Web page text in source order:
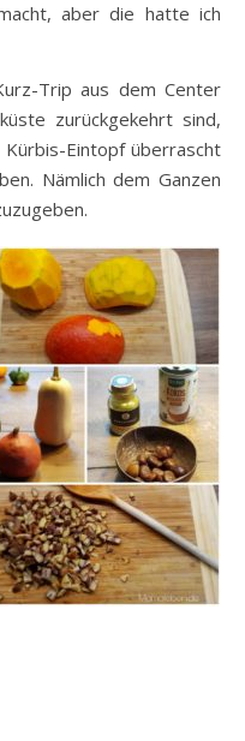
aber die hatte ich
Trip aus dem Center
zurückgekehrt sind,
Eintopf überrascht
Nämlich dem Ganzen